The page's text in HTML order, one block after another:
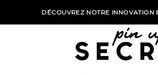
NOUVEAU PAIEMENT EN 3X